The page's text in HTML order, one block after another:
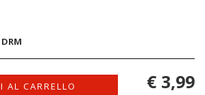
AL CARRELLO € 3,99